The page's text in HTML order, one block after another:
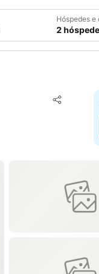
Hóspedes e
2
Partilhar